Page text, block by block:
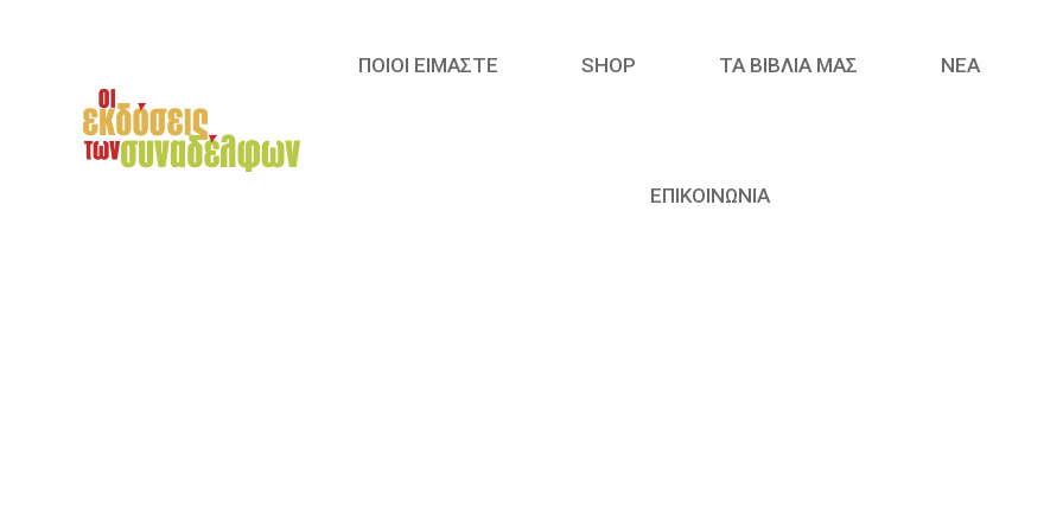
ΠΟΙΟΙ ΕΙΜΑΣΤΕ SHOP ΤΑ ΒΙΒΛΙΑ ΜΑΣ ΝΈΑ
ΕΠΙΚΟΙΝΩΝΙΑ